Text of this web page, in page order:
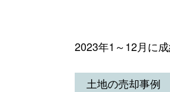
2023年1～12月に
土地の売却事例